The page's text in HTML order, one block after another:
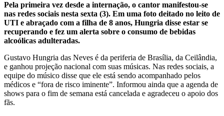
Pela primeira vez desde a internação, o cantor manifestou-se
nas redes sociais nesta sexta (3). Em uma foto deitado no leito de
UTI e abraçado com a filha de 8 anos, Hungria disse estar se
recuperando e fez um alerta sobre o consumo de bebidas
alcoólicas adulteradas.
Gustavo Hungria das Neves é da periferia de Brasília, da Ceilândia,
e ganhou projeção nacional com suas músicas. Nas redes sociais, a
equipe do músico disse que ele está sendo acompanhado pelos
médicos e “fora de risco iminente”. Informou ainda que a agenda de
shows para o fim de semana está cancelada e agradeceu o apoio dos
fãs.